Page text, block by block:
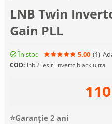
LNB Twin
Gain PLL
În stoc 5.00 (1)
COD: lnb 2 iesiri inverto black ultra
110
⭐Garanție 2 ani